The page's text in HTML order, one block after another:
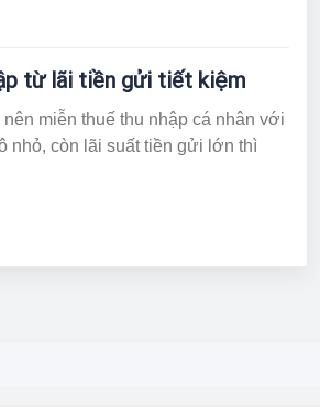
từ lãi tiền gửi tiết kiệm
miễn thuế thu nhập cá nhân với
nhỏ, còn lãi suất tiền gửi lớn thì